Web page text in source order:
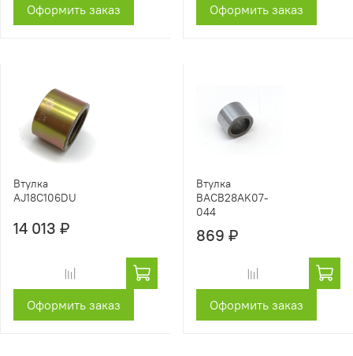
Оформить заказ Оформить заказ
Втулка
AJ18C106DU
14 013 ₽
Оформить заказ
Втулка
BACB28AK07-
044
869 ₽
Оформить заказ